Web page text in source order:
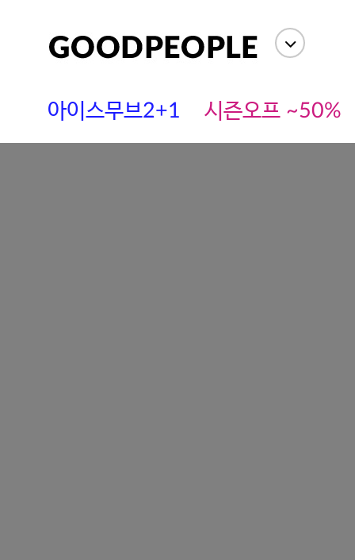
아이스무브2+1 시즌오프 ~50%